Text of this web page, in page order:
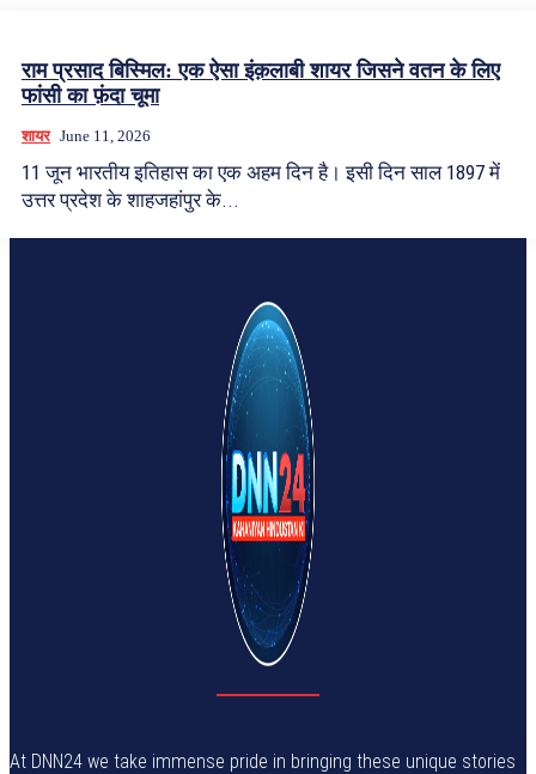
राम प्रसाद बिस्मिल: एक ऐसा इंक़लाबी शायर जिसने वतन के लिए
फांसी का फ़ंदा चूमा
शायर June 11, 2026
11 जून भारतीय इतिहास का एक अहम दिन है। इसी दिन साल 1897 में
उत्तर प्रदेश के शाहजहांपुर के...
At DNN24 we take immense pride in bringing these unique stories